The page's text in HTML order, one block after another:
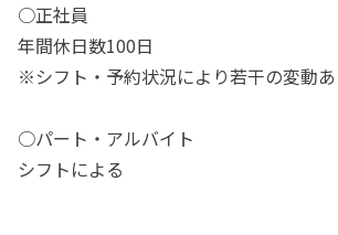
○正社員
年間休日数100日
※シフト・予約状況により若干の変動あ
○パート・アルバイト
シフトによる